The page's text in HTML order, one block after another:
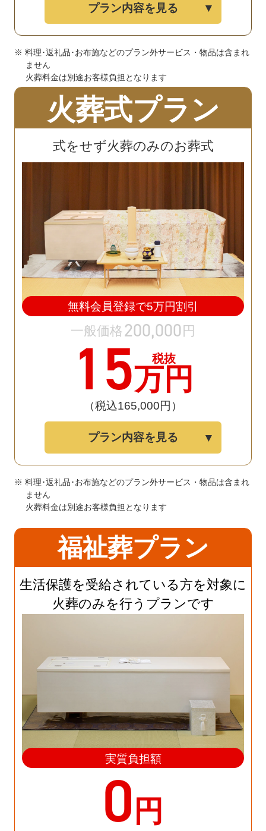
プラン内容を見る
※ 料理･返礼品･お布施などのプラン外サービス・物品は含まれ
ません
火葬料金は別途お客様負担となります
火葬式プラン
式をせず火葬のみのお葬式
無料会員登録で5万円割引
一般価格200,000 円
15万円
税抜
（税込165,000円）
プラン内容を見る
※ 料理･返礼品･お布施などのプラン外サービス・物品は含まれ
ません
火葬料金は別途お客様負担となります
福祉葬プラン
生活保護を受給されている方を対象に
火葬のみを行うプランです
実質負担額
0 円